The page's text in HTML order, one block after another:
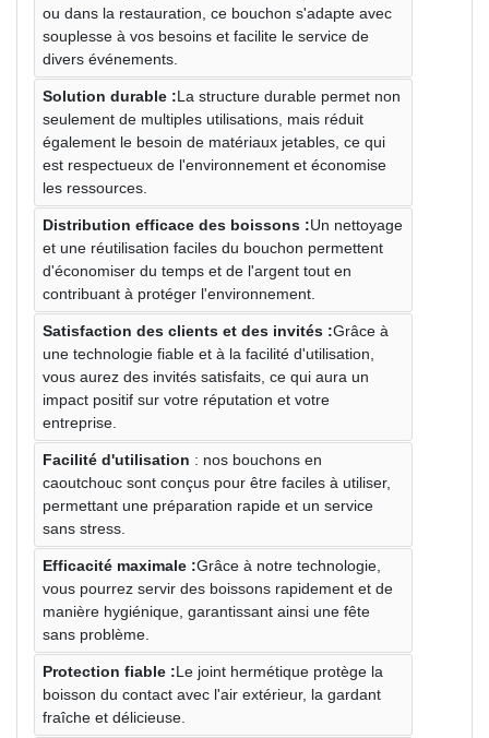
ou dans la restauration, ce bouchon s'adapte avec
souplesse à vos besoins et facilite le service de
divers événements.
Solution durable :La structure durable permet non
seulement de multiples utilisations, mais réduit
également le besoin de matériaux jetables, ce qui
est respectueux de l'environnement et économise
les ressources.
Distribution efficace des boissons :Un nettoyage
et une réutilisation faciles du bouchon permettent
d'économiser du temps et de l'argent tout en
contribuant à protéger l'environnement.
Satisfaction des clients et des invités :Grâce à
une technologie fiable et à la facilité d'utilisation,
vous aurez des invités satisfaits, ce qui aura un
impact positif sur votre réputation et votre
entreprise.
Facilité d'utilisation : nos bouchons en
caoutchouc sont conçus pour être faciles à utiliser,
permettant une préparation rapide et un service
sans stress.
Efficacité maximale :Grâce à notre technologie,
vous pourrez servir des boissons rapidement et de
manière hygiénique, garantissant ainsi une fête
sans problème.
Protection fiable :Le joint hermétique protège la
boisson du contact avec l'air extérieur, la gardant
fraîche et délicieuse.